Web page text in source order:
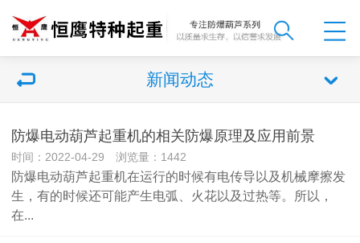
新闻动态
防爆电动葫芦起重机的相关防爆原理及应用前景
时间：2022-04-29 浏览量：1442
防爆电动葫芦起重机在运行的时候有电传导以及机械摩擦发
生，有的时候还可能产生电弧、火花以及过热等。所以，
在...